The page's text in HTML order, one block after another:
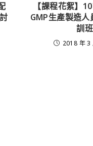
【課程花絮】
GMP生產製造
訓班
2018 年 3